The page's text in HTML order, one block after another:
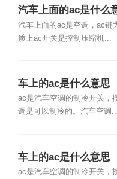
汽车上面的ac是什么
汽车上面的ac是空调，ac键
质上ac开关是控制压缩机...
车上的ac是什么意思
ac是汽车空调的制冷开关，
调是可以制冷的。汽车空调
车上的ac是什么意思
ac是汽车空调的制冷开关，